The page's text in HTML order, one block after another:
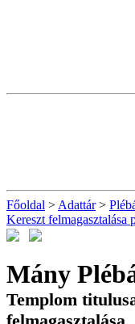
Főoldal > Adattár>
Kereszt felmagasztalása
Mány
Templom